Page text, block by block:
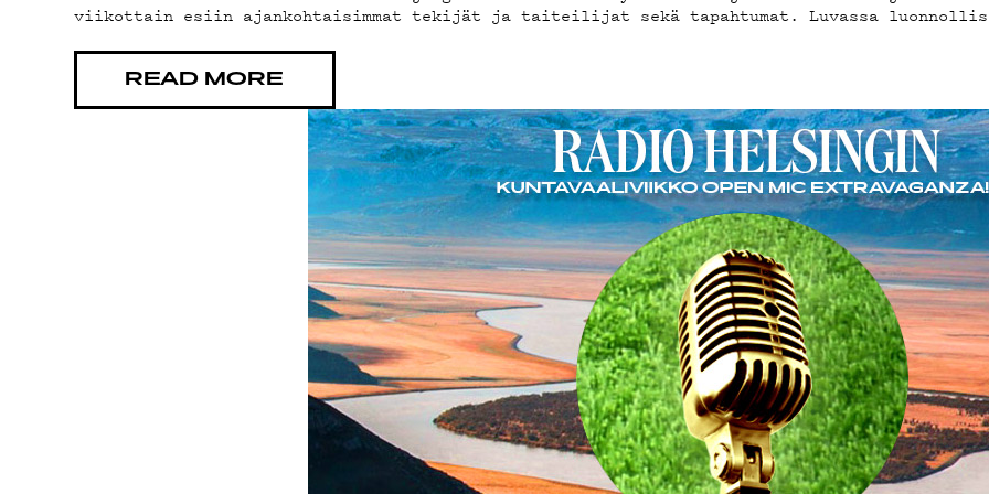
YSTÄVÄKLUBI
TIETOSUOJA
viikottain esiin ajankohtaisimmat tekijät ja taiteilijat sekä tapahtumat. Luvassa
READ MORE